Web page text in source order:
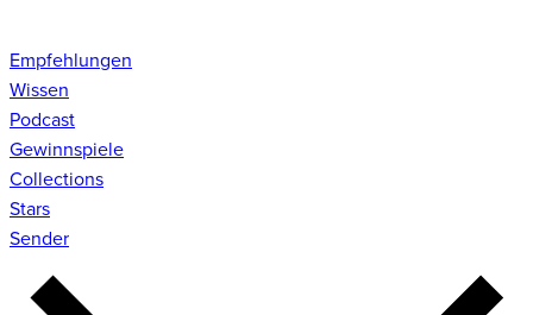
Empfehlungen
Wissen
Podcast
Gewinnspiele
Collections
Stars
Sender